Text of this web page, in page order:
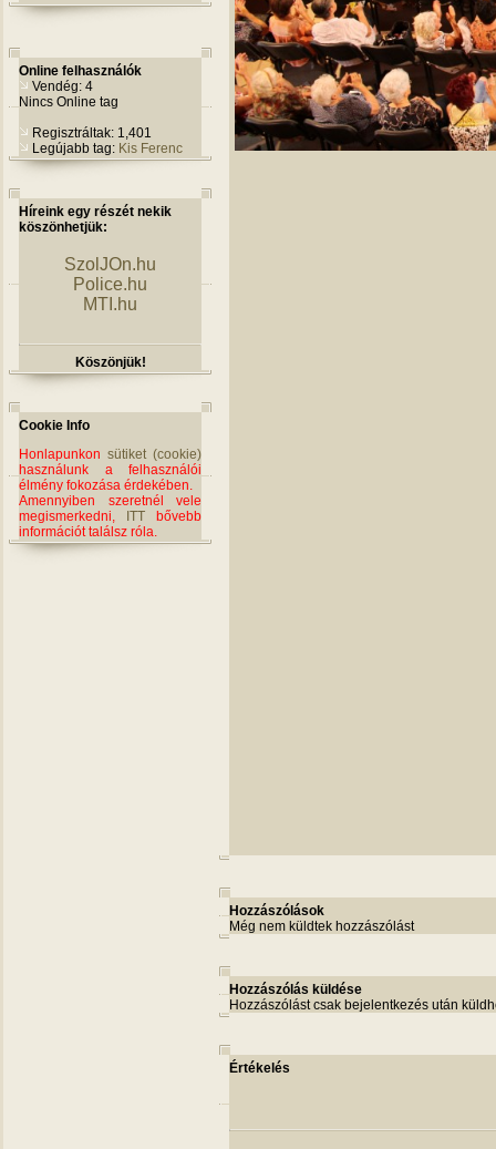
Online felhasználók
Vendég: 4
Nincs Online tag
Regisztráltak: 1,401
Legújabb tag: Kis Ferenc
Híreink egy részét nekik
köszönhetjük:
SzolJOn.hu
Police.hu
MTI.hu
Köszönjük!
Cookie Info
Honlapunkon sütiket (cookie)
használunk a felhasználói
élmény fokozása érdekében.
Amennyiben szeretnél vele
megismerkedni,
ITT bővebb
információt találsz róla.
Hozzászólások
Még nem küldtek hozzászólást
Hozzászólás küldése
Hozzászólást csak bejelentkezés után
Értékelés